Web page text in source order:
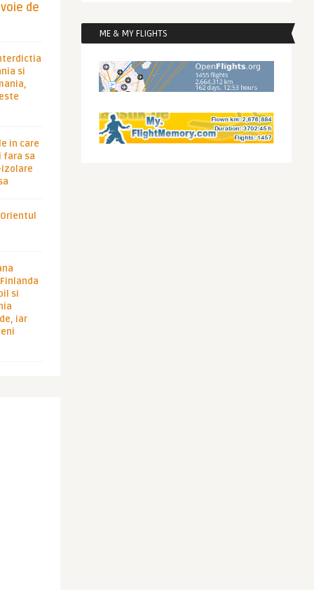
de
si
in care
fara sa
si
iar
ME & MY FLIGHTS